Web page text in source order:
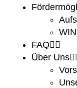
FAQ
Über Uns